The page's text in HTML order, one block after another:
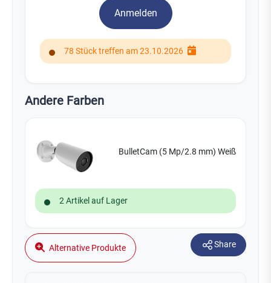
Anmelden
78 Stück treffen am 23.10.2026
Andere Farben
BulletCam (5 Mp/2.8 mm) Weiß
2 Artikel auf Lager
Alternative Produkte Share